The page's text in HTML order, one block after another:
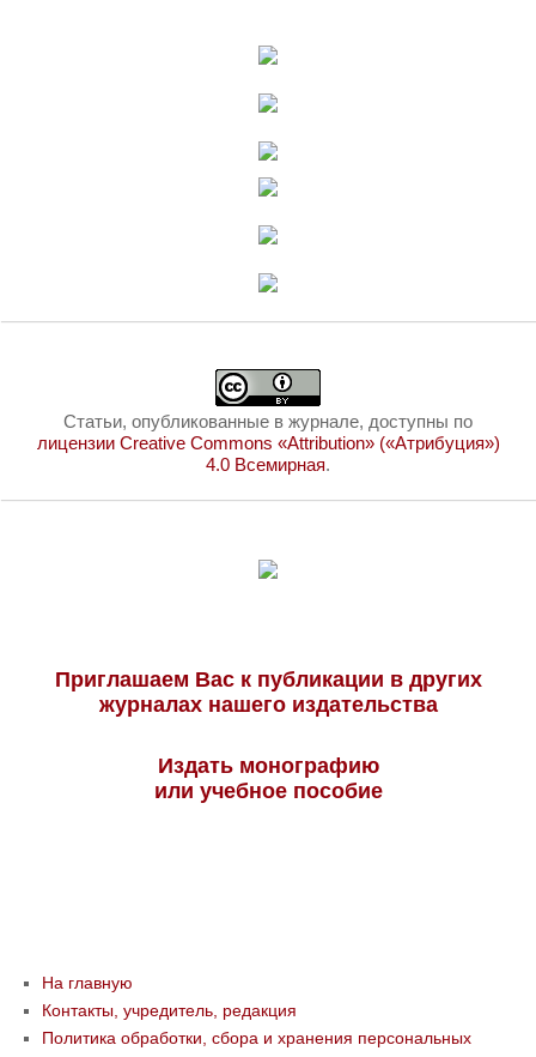
Статьи, опубликованные в журнале, доступны по
лицензии Creative Commons «Attribution» («Атрибуция»)
4.0 Всемирная.
Приглашаем Вас к публикации в других
журналах нашего издательства
Издать монографию
или учебное пособие
На главную
Контакты, учредитель, редакция
Политика обработки, сбора и хранения персональных